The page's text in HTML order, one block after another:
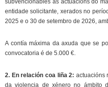
subvencionables as actuacións do
entidade solicitante, xerados no
2025 e o 30 de setembro de 2026,
A contía máxima da axuda que se
convocatoria é de 5.000 €.
2. En relación coa liña 2: actuacións
da violencia de xénero no ámbito